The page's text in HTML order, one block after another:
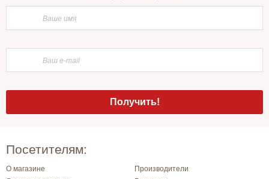
Посетителям:
О магазине
Производители